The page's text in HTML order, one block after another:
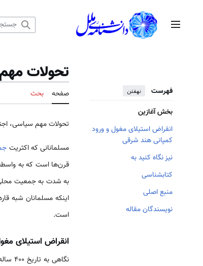
منوی اصلی
فهرست نهفتن
بخش آغازین
انقراض استیلای مغول و ورود
کمپانی هند شرقی
نیز نگاه کنید به
کتابشناسی
منبع اصلی
نویسندگان مقاله
تحولات
صفحه بحث
تحولات مهم سیاسی،
مسلمانانی که اکثریت
قرن‌ها است که به
به شدت به جمعیت محلی
اینکه مسلمانان شبه
است.
انقراض استیلای